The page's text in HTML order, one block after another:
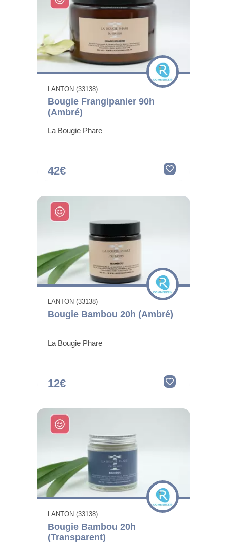
LANTON (33138)
Bougie Frangipanier 90h
(Ambré)
La Bougie Phare
42€
LANTON (33138)
Bougie Bambou 20h (Ambré)
La Bougie Phare
12€
LANTON (33138)
Bougie Bambou 20h
(Transparent)